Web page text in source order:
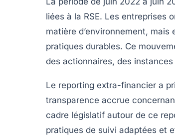
liées à la RSE. Les entreprises
matière d’environnement,
pratiques durables. Ce
des actionnaires, des
Le reporting extra-financier a
transparence accrue
cadre législatif autour de ce
pratiques de suivi adaptées et